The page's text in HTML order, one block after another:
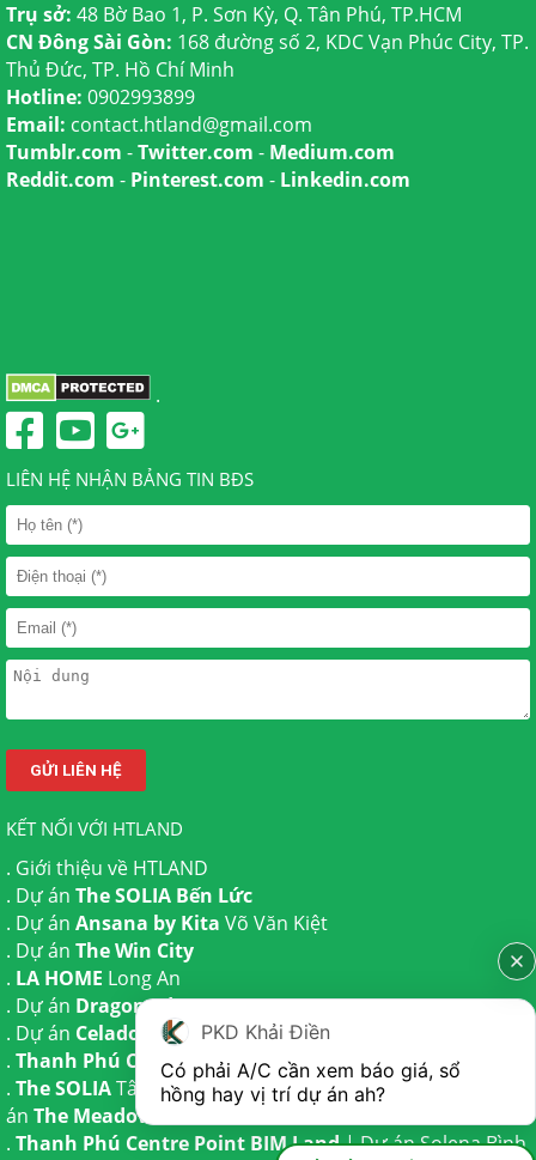
Trụ sở: 48 Bờ Bao 1, P. Sơn Kỳ, Q. Tân Phú, TP.HCM
CN Đông Sài Gòn: 168 đường số 2, KDC Vạn Phúc City, TP.
Thủ Đức, TP. Hồ Chí Minh
Hotline: 0902993899
Email: contact.htland@gmail.com
Tumblr.com -Twitter.com - Medium.com
Reddit.com - Pinterest.com - Linkedin.com
.
LIÊN HỆ NHẬN BẢNG TIN BĐS
KẾT NỐI VỚI HTLAND
. Giới thiệu về HTLAND
. Dự án The SOLIA Bến Lức
. Dự án Ansana by Kita Võ Văn Kiệt
. Dự án The Win City
. LA HOME Long An
. Dự án Dragon Eden Long An
. Dự án Celadon City
Tân Phú
. Thanh Phú Centre PointBến Lức
. The SOLIATây Ninh | Dự ánThe AGULATrần Anh và Dự
án The Meadow
. Thanh Phú Centre Point BIM Land| Dự ánSolena Bình
PKD Khải Điền
Có phải A/C cần xem báo giá, sổ
hồng hay vị trí dự án ah?